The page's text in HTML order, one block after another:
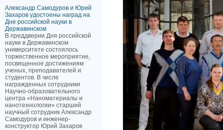
Александр Самодуров и Юрий
Захаров удостоены наград на
Дне российской науки в
Державинском
В преддверии Дня российской
науки в Державинском
университете состоялось
торжественное мероприятие,
посвященное достижениям
ученых, преподавателей и
студентов. В числе
награжденных сотрудники
Научно-образовательного
центра «Наноматериалы и
нанотехнологии» старший
научный сотрудник Александр
Самодуров и инженер-
конструктор Юрий Захаров